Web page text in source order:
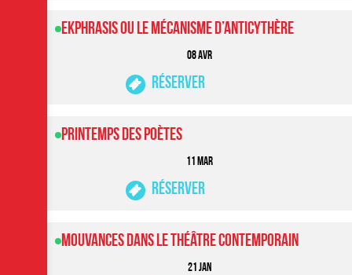
08 AVR
Ekphrasis ou le Mécanisme d’Anticythère
Réserver
11 MAR
Printemps des poètes
Réserver
21 JAN
Mouvances dans le Théâtre Contemporain